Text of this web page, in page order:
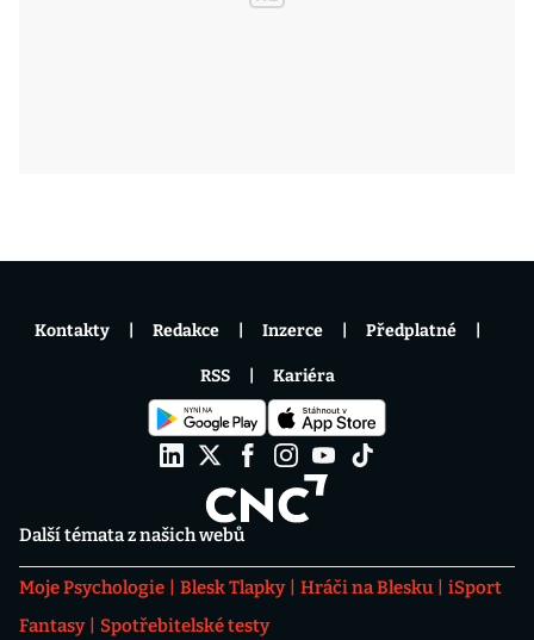
Další témata z našich webů
Moje Psychologie Blesk Tlapky Hráči na Blesku
iSport
Fantasy
Spotřebitelské testy
Kontakty Redakce Inzerce Předplatné
RSS Kariéra